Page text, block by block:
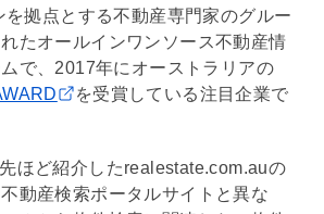
拠点とする不動産専門家のグルー
たオールインワンソース不動産情
で、2017年にオーストラリアの
を受賞している注目企業で
ほど紹介したrealestate.com.auの
動産検索ポータルサイトと異な